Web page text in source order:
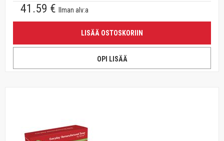
41.59 € Ilman alv:a
LISÄÄ OSTOSKORIIN
OPI LISÄÄ